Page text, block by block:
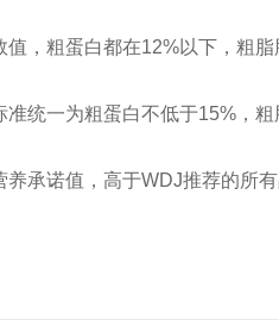
，粗蛋白都在12%以下，粗
统一为粗蛋白不低于15%，
承诺值，高于WDJ推荐的所